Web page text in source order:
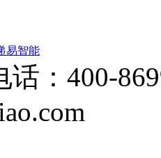
易智能
： 400-